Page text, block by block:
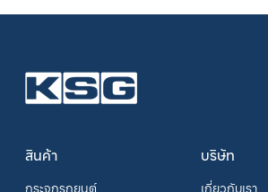
สินค้า
กระจกรถยนต์
บริษัท
เกี่ยวกับเรา